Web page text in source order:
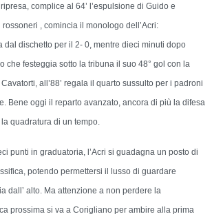
complice al 64’ l’espulsione di Guido e
, comincia il monologo dell’Acri:
dal dischetto per il 2- 0, mentre dieci minuti dopo
che festeggia sotto la tribuna il suo 48° gol con la
all’88’ regala il quarto sussulto per i padroni
Bene oggi il reparto avanzato, ancora di più la difesa
quadratura di un tempo.
punti in graduatoria, l’Acri si guadagna un posto di
potendo permettersi il lusso di guardare
dall’ alto. Ma attenzione a non perdere la
prossima si va a Corigliano per ambire alla prima